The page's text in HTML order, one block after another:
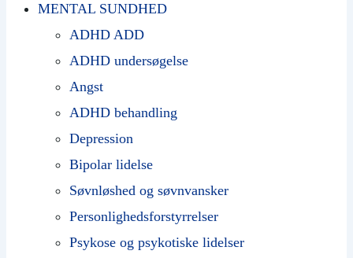
MENTAL SUNDHED
ADHD ADD
ADHD undersøgelse
Angst
ADHD behandling
Depression
Bipolar lidelse
Søvnløshed og søvnvansker
Personlighedsforstyrrelser
Psykose og psykotiske lidelser